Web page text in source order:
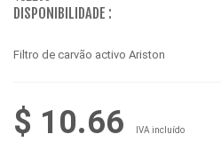
DISPONIBILIDADE :
Filtro de carvão activo Ariston
$ 10.66 IVA incluído